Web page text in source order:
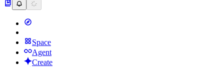
Space
Agent
Create